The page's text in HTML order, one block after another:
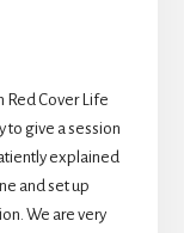
Red Cover Life
to give a session
explained
and set up
We are very